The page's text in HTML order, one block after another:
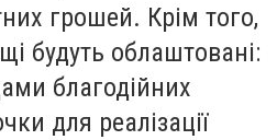
грошей. Крім того,
будуть облаштовані:
благодійних
для реалізації